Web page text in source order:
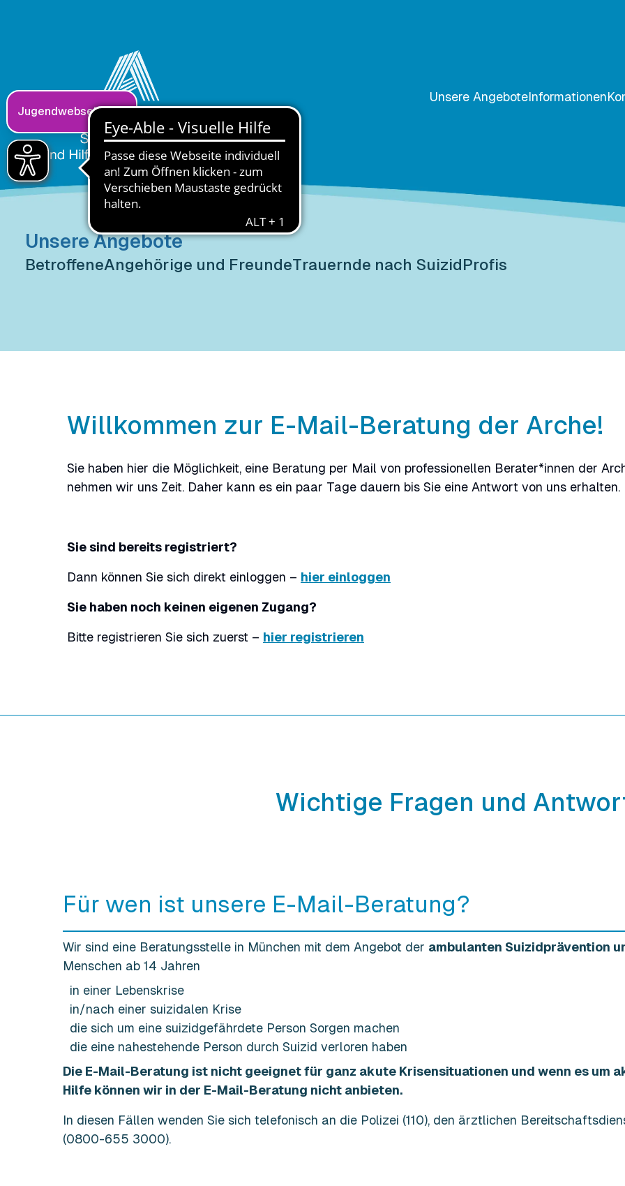
Unsere AngeboteInformationen
Unsere Angebote
BetroffeneAngehörige und FreundeTrauernde nach SuizidProfis
Willkommen zur E-Mail-Beratung der Arche!
Sie haben hier die Möglichkeit, eine Beratung per Mail von professionellen Berater*innen der
nehmen wir uns Zeit. Daher kann es ein paar Tage dauern bis Sie eine Antwort von uns erhalten.
Sie sind bereits registriert?
Dann können Sie sich direkt einloggen – hier einloggen
Sie haben noch keinen eigenen Zugang?
Bitte registrieren Sie sich zuerst – hier registrieren
Wichtige Fragen und
Für wen ist unsere E-Mail-Beratung?
Wir sind eine Beratungsstelle in München mit dem Angebot der ambulanten Suizidprävention
Menschen ab 14 Jahren
in einer Lebenskrise
in/nach einer suizidalen Krise
die sich um eine suizidgefährdete Person Sorgen machen
die eine nahestehende Person durch Suizid verloren haben
Die E-Mail-Beratung ist nicht geeignet für ganz akute Krisensituationen und wenn es um
Hilfe können wir in der E-Mail-Beratung nicht anbieten.
In diesen Fällen wenden Sie sich telefonisch an die Polizei (110), den ärztlichen
(0800-655 3000).
Jugendwebseite